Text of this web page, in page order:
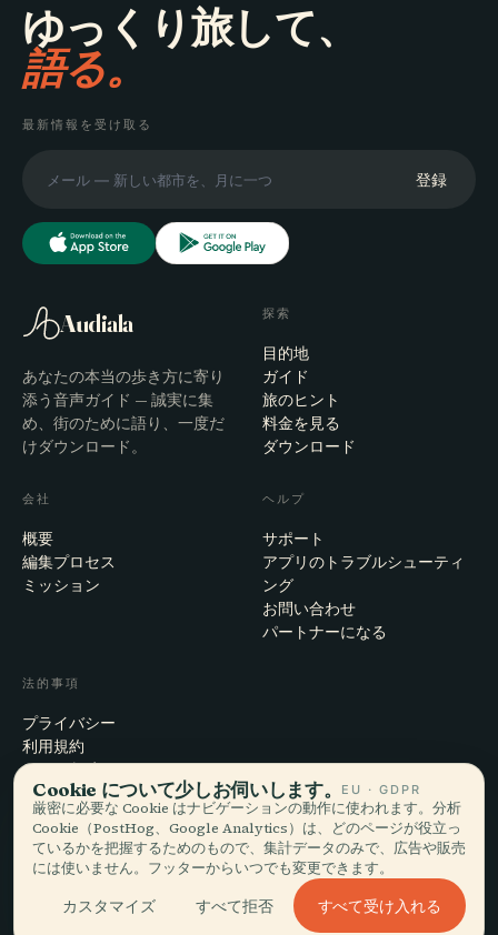
ゆっくり旅して、
語る。
最新情報を受け取る
登録
Audiala
あなたの本当の歩き方に寄り
添う音声ガイド — 誠実に集
め、街のために語り、一度だ
けダウンロード。
探索
目的地
ガイド
旅のヒント
料金を見る
ダウンロード
会社
概要
編集プロセス
ミッション
ヘルプ
サポート
アプリのトラブルシューティ
ング
お問い合わせ
パートナーになる
法的事項
プライバシー
利用規約
Cookie設定
アカウント削除
© 2026 Audiala · スイス・モルジュにて、旅の途上で、雲の上で作ってい
EN · FR · DE · ES · IT · PT · JA · ZH · HI · RU · CS · AR
Cookie について少しお伺いします。 EU · GDPR
厳密に必要な Cookie はナビゲーションの動作に使われます。分析
Cookie（PostHog、Google Analytics）は、どのページが役立っ
ているかを把握するためのもので、集計データのみで、広告や販売
には使いません。フッターからいつでも変更できます。
カスタマイズ すべて拒否 すべて受け入れる